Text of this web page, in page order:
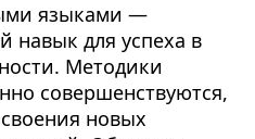
языками —
навык для успеха в
Методики
совершенствуются,
новых